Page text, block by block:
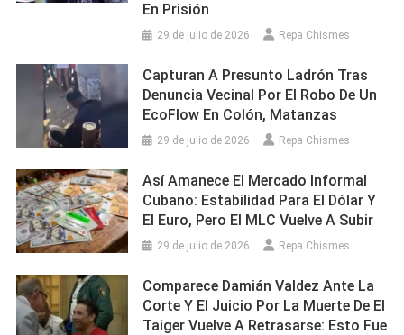
En Prisión
29 de julio de 2026 Repa Chismes
Capturan A Presunto Ladrón Tras
Denuncia Vecinal Por El Robo De Un
EcoFlow En Colón, Matanzas
29 de julio de 2026 Repa Chismes
Así Amanece El Mercado Informal
Cubano: Estabilidad Para El Dólar Y
El Euro, Pero El MLC Vuelve A Subir
29 de julio de 2026 Repa Chismes
Comparece Damián Valdez Ante La
Corte Y El Juicio Por La Muerte De El
Taiger Vuelve A Retrasarse: Esto Fue